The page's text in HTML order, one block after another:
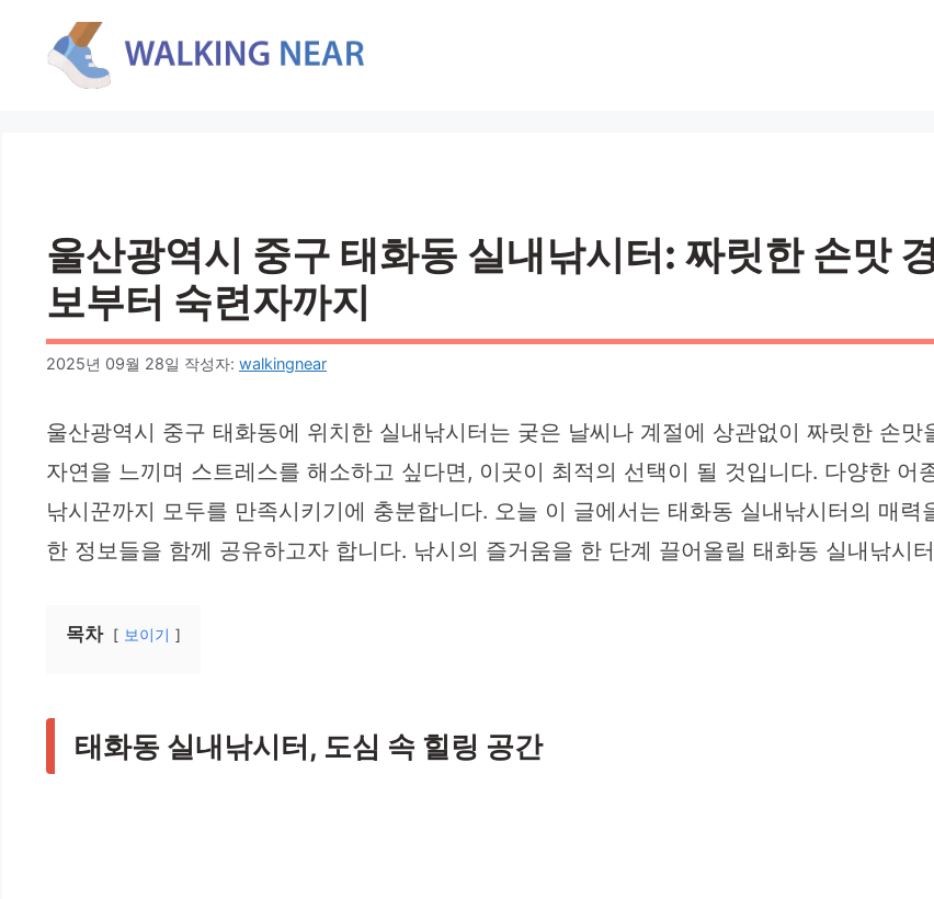
울산광역시 중구 태화동 실내낚시터: 짜릿한 손맛
보부터 숙련자까지
2025년 09월 28일 작성자: walkingnear
울산광역시 중구 태화동에 위치한 실내낚시터는 궂은 날씨나 계절에 상관없이 짜릿한 손
자연을 느끼며 스트레스를 해소하고 싶다면, 이곳이 최적의 선택이 될 것입니다. 다양한 어
낚시꾼까지 모두를 만족시키기에 충분합니다. 오늘 이 글에서는 태화동 실내낚시터의 매
한 정보들을 함께 공유하고자 합니다. 낚시의 즐거움을 한 단계 끌어올릴 태화동 실내낚시
목차 보이기
태화동 실내낚시터, 도심 속 힐링 공간